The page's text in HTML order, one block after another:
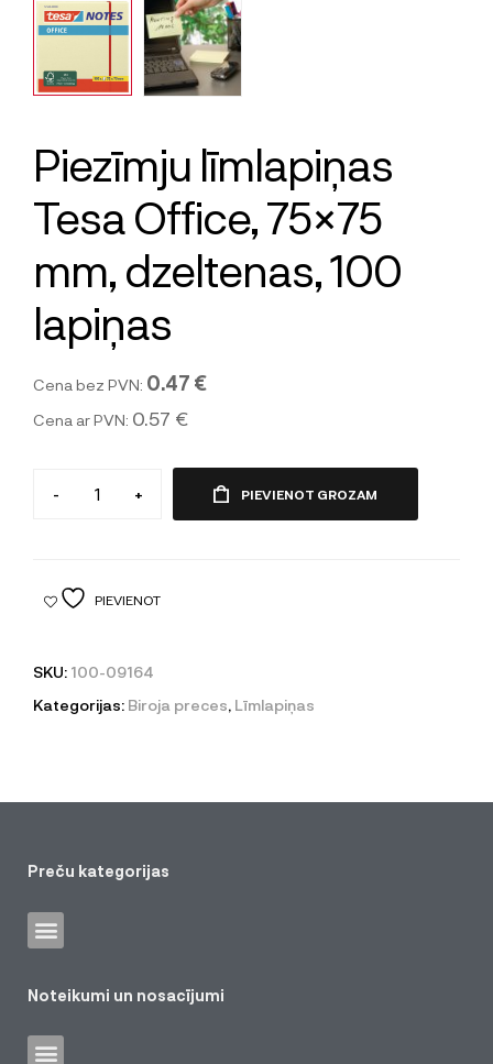
Piezīmju līmlapiņas
Tesa Office, 75×75
mm, dzeltenas, 100
lapiņas
Cena bez PVN: 0.47 €
Cena ar PVN: 0.57 €
- + PIEVIENOT GROZAM
PIEVIENOT
SKU: 100-09164
Kategorijas: Biroja preces, Līmlapiņas
Preču kategorijas
Noteikumi un nosacījumi